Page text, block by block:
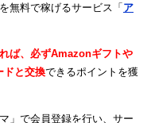
無料で稼げるサービス「ア
ば、必ずAmazonギフトや
と交換できるポイントを獲
」で会員登録を行い、サー